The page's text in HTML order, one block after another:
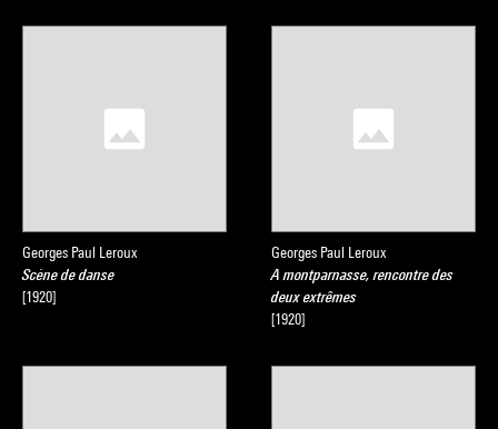
Georges Paul Leroux
Scène de danse
[1920]
Georges Paul Leroux
A montparnasse, rencontre des
deux extrêmes
[1920]